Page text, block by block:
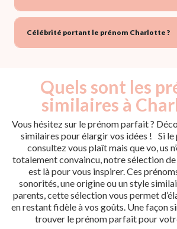
Célébrité portant le prénom Charlotte ?
Quels sont les
similaires à
Vous hésitez sur le prénom parfait ?
similaires pour élargir vos idées ! Si le
consultez vous plaît mais que vo, us
totalement convaincu, notre sélection
est là pour vous inspirer. Ces
sonorités, une origine ou un style
parents, cette sélection vous permet
en restant fidèle à vos goûts. Une façon
trouver le prénom parfait pour